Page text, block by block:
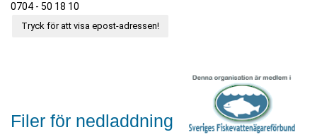
0704 - 50 18 10
Tryck för att visa epost-adressen!
Filer för nedladdning